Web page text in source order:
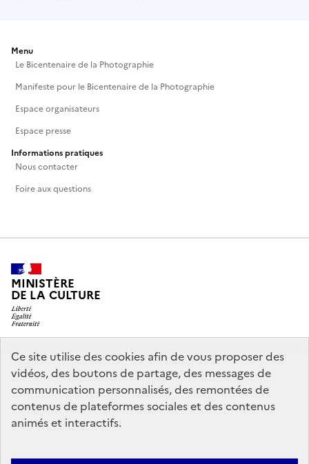
Ce site utilise des cookies afin de vous proposer des
vidéos, des boutons de partage, des messages de
communication personnalisés, des remontées de
contenus de plateformes sociales et des contenus
animés et interactifs.
Menu
Le Bicentenaire de la Photographie
Manifeste pour le Bicentenaire de la Photographie
Espace organisateurs
Espace presse
Informations pratiques
Nous contacter
Foire aux questions
MINISTÈRE
DE LA CULTURE
legifrance.gouv.fr
info.gouv.fr
service-public.gouv.fr
data.gouv.fr
Politique d’utilisation des témoins de connexion (cookies) Politique